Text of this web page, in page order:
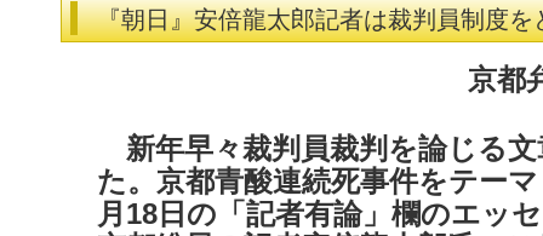
『朝日』安倍龍太郎記者は裁判員制度を
京都
新年早々裁判員裁判を論じる
た。京都青酸連続死事件をテー
月18日の「記者有論」欄のエッ